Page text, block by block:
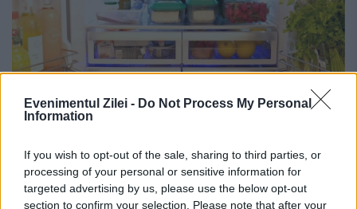
Evenimentul Zilei - Do Not Process My Personal
Information
If you wish to opt-out of the sale, sharing to third parties, or
processing of your personal or sensitive information for
targeted advertising by us, please use the below opt-out
section to confirm your selection. Please note that after your
Alimentul care nu se aruncă după ce a
săptămâni
30 MARTIE 2024